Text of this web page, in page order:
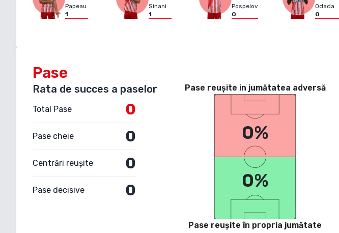
Papeau
1
Sinani
1
Pospelov
0
Odada
0
Pase
Rata de succes a paselor
Total Pase 0
Pase cheie 0
Centrări reușite 0
Pase decisive 0
Pase reușite in jumătatea adversă
0%
0%
Pase reușite în propria jumătate